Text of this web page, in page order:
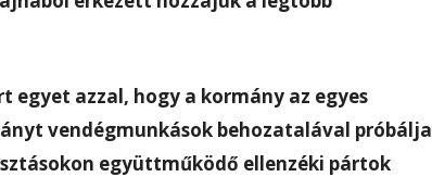
egyet azzal, hogy a kormány az egyes
vendégmunkások behozatalával próbálja
együttműködő ellenzéki pártok